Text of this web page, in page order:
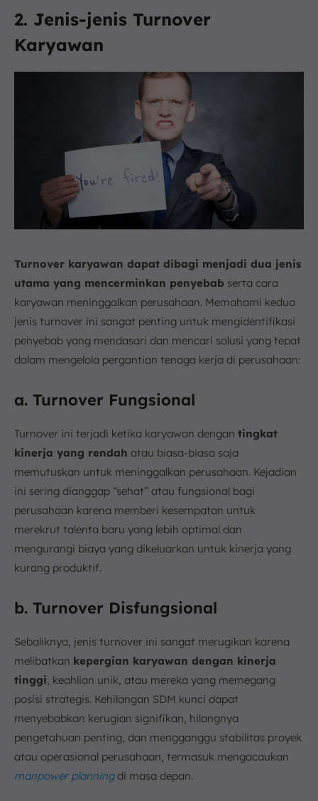
2. Jenis-jenis Turnover
Karyawan
Turnover karyawan dapat dibagi menjadi dua jenis
utama yang mencerminkan penyebab serta cara
karyawan meninggalkan perusahaan. Memahami kedua
jenis turnover ini sangat penting untuk mengidentifikasi
penyebab yang mendasari dan mencari solusi yang tepat
dalam mengelola pergantian tenaga kerja di perusahaan:
a. Turnover Fungsional
Turnover ini terjadi ketika karyawan dengan tingkat
kinerja yang rendah atau biasa-biasa saja
memutuskan untuk meninggalkan perusahaan. Kejadian
ini sering dianggap “sehat” atau fungsional bagi
perusahaan karena memberi kesempatan untuk
merekrut talenta baru yang lebih optimal dan
mengurangi biaya yang dikeluarkan untuk kinerja yang
kurang produktif.
b. Turnover Disfungsional
Sebaliknya, jenis turnover ini sangat merugikan karena
melibatkan kepergian karyawan dengan kinerja
tinggi , keahlian unik, atau mereka yang memegang
posisi strategis. Kehilangan SDM kunci dapat
menyebabkan kerugian signifikan, hilangnya
pengetahuan penting, dan mengganggu stabilitas proyek
atau operasional perusahaan, termasuk mengacaukan
manpower planningdi masa depan.